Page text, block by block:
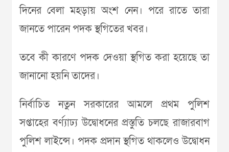
দিনের বেলা মহড়ায় অংশ নেন। পরে রাতে তারা
জানতে পারেন পদক স্থগিতের খবর।
তবে কী কারণে পদক দেওয়া স্থগিত করা হয়েছে তা
জানানো হয়নি তাদের।
নির্বাচিত নতুন সরকারের আমলে প্রথম পুলিশ
সপ্তাহের বর্ণ্যাঢ্য উদ্বোধনের প্রস্তুতি চলছে রাজারবাগ
পুলিশ লাইন্সে। পদক প্রদান স্থগিত থাকলেও উদ্বোধন